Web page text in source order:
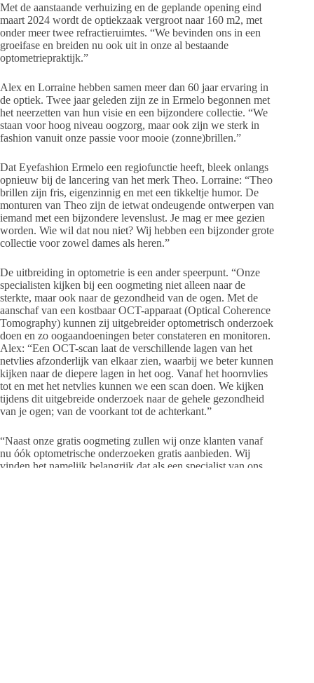
Met de aanstaande verhuizing en de geplande opening eind
maart 2024 wordt de optiekzaak vergroot naar 160 m2, met
onder meer twee refractieruimtes. “We bevinden ons in een
groeifase en breiden nu ook uit in onze al bestaande
optometriepraktijk.”
Alex en Lorraine hebben samen meer dan 60 jaar ervaring in
de optiek. Twee jaar geleden zijn ze in Ermelo begonnen met
het neerzetten van hun visie en een bijzondere collectie. “We
staan voor hoog niveau oogzorg, maar ook zijn we sterk in
fashion vanuit onze passie voor mooie (zonne)brillen.”
Dat Eyefashion Ermelo een regiofunctie heeft, bleek onlangs
opnieuw bij de lancering van het merk Theo. Lorraine: “Theo
brillen zijn fris, eigenzinnig en met een tikkeltje humor. De
monturen van Theo zijn de ietwat ondeugende ontwerpen van
iemand met een bijzondere levenslust. Je mag er mee gezien
worden. Wie wil dat nou niet? Wij hebben een bijzonder grote
collectie voor zowel dames als heren.”
De uitbreiding in optometrie is een ander speerpunt. “Onze
specialisten kijken bij een oogmeting niet alleen naar de
sterkte, maar ook naar de gezondheid van de ogen. Met de
aanschaf van een kostbaar OCT-apparaat (Optical Coherence
Tomography) kunnen zij uitgebreider optometrisch onderzoek
doen en zo oogaandoeningen beter constateren en monitoren.
Alex: “Een OCT-scan laat de verschillende lagen van het
netvlies afzonderlijk van elkaar zien, waarbij we beter kunnen
kijken naar de diepere lagen in het oog. Vanaf het hoornvlies
tot en met het netvlies kunnen we een scan doen. We kijken
tijdens dit uitgebreide onderzoek naar de gehele gezondheid
van je ogen; van de voorkant tot de achterkant.”
“Naast onze gratis oogmeting zullen wij onze klanten vanaf
nu óók optometrische onderzoeken gratis aanbieden. Wij
vinden het namelijk belangrijk dat als een specialist van ons